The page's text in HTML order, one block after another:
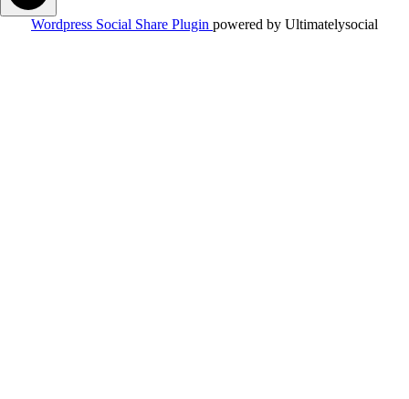
Wordpress Social Share Plugin powered by Ultimatelysocial